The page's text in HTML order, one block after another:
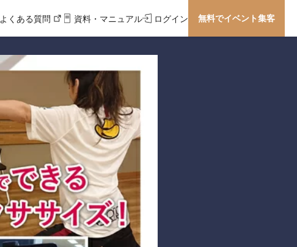
よくある質問 資料・マニュアル ログイン 無料でイベント集客